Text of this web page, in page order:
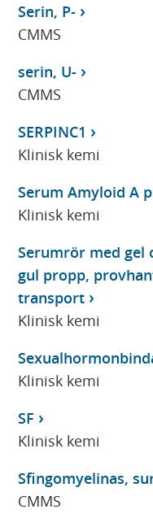
Serin, P-
CMMS
serin, U-
CMMS
SERPINC1
Klinisk kemi
Serum Amyloid A
Klinisk kemi
Serumrör med gel
gul propp,
transport
Klinisk kemi
Klinisk kemi
SF
Klinisk kemi
Sfingomyelinas,
CMMS